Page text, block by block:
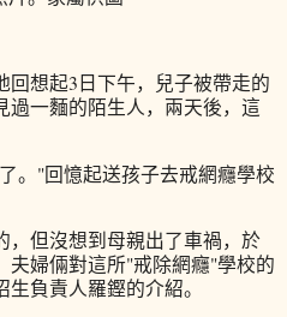
想起3日下午，兒子被帶走的
過一麵的陌生人，兩天後，這
。"回憶起送孩子去戒網癮學校
，但沒想到母親出了車禍，於
夫婦倆對這所"戒除網癮"學校的
負責人羅鏗的介紹。